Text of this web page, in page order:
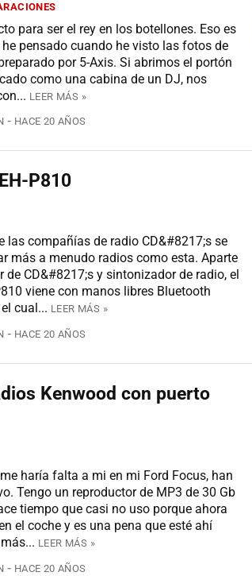
para ser el rey en los botellones. Eso es
pensado cuando he visto las fotos de
por 5-Axis. Si abrimos el portón
como una cabina de un DJ, nos
LEER MÁS »
HACE 20 AÑOS
P810
las compañías de radio CD&#8217;s se
más a menudo radios como esta. Aparte
de CD&#8217;s y sintonizador de radio, el
viene con manos libres Bluetooth
cual... LEER MÁS »
HACE 20 AÑOS
Kenwood con puerto
haría falta a mi en mi Ford Focus, han
Tengo un reproductor de MP3 de 30 Gb
tiempo que casi no uso porque ahora
el coche y es una pena que esté ahí
LEER MÁS »
HACE 20 AÑOS